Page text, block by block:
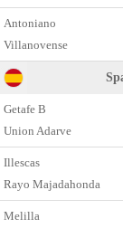
Antoniano
Villanovense
Getafe B
Uniоn Adarve
Illescas
Rayo Majadahonda
Melilla